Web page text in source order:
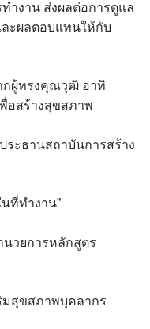
ำงาน ส่งผลต่อการดูแล
ละผลตอบแทนให้กับ
กผู้ทรงคุณวุฒิ อาทิ
อสร้างสุขสภาพ
ระธานสถาบันการสร้าง
ที่ทำงาน”
วยการหลักสูตร
มสุขสภาพบุคลากร